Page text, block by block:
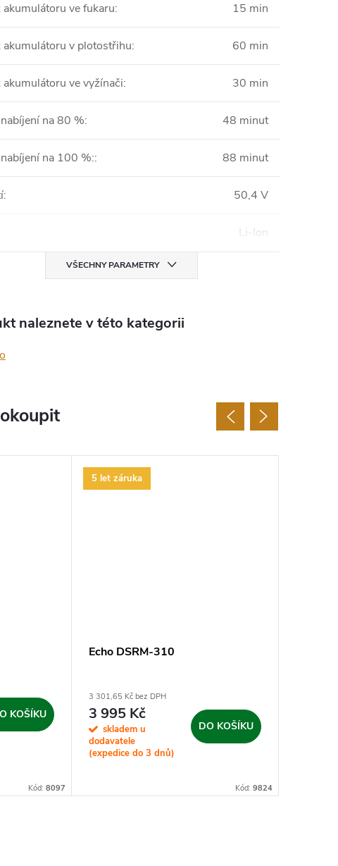
ve fukaru: 15 min
akumulátoru v plotostřihu: 60 min
ve vyžínači: 30 min
na 80 %: 48 minut
na 100 %:: 88 minut
: 50,4 V
Li-Ion
VŠECHNY PARAMETRY
naleznete v této kategorii
KOŠÍKU
Kód: 8097
5 let záruka
Echo DSRM-310
3 301,65 Kč bez DPH
3 995 Kč
skladem u
dodavatele
(expedice do 3 dnů)
DO KOŠÍKU
Kód: 9824